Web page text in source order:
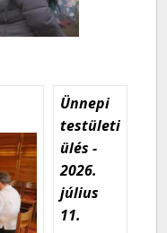
Ünnepi
testületi
ülés -
2026.
július
11.